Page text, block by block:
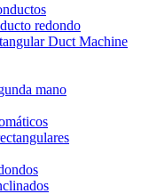
redondo
Duct Machine
mano